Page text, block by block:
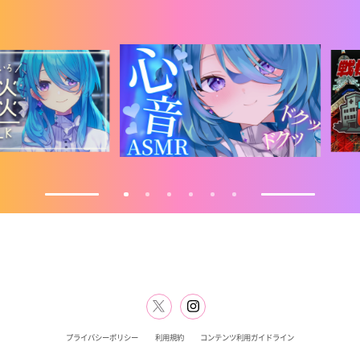
プライバシーポリシー 利用規約 コンテンツ利用ガイドライン